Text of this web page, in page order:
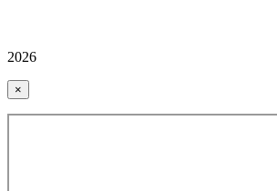
2026
×